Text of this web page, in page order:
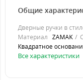
Общие
Дверные ручки в
Материал ZAMAK
Квадратное
Все характеристики